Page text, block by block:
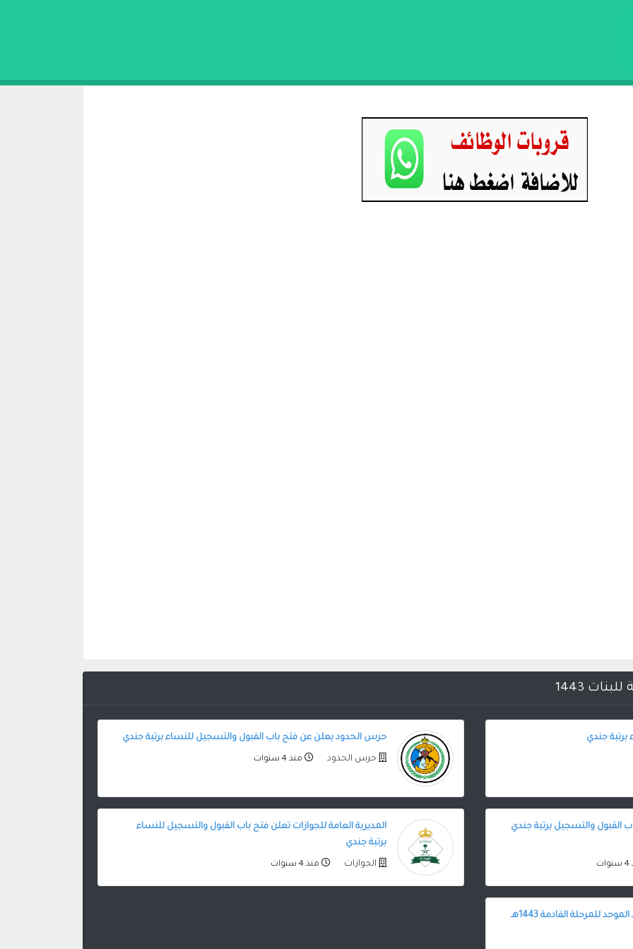
1443
جندي حرس الحدود يعلن عن فتح باب القبول والتسجيل للنساء برتبة جندي
حرس الحدود منذ 4 سنوات
القبول والتسجيل برتبة جندي
المديرية العامة للجوازات تعلن فتح باب القبول والتسجيل للنساء
برتبة جندي
الجوازات منذ 4 سنوات
للمرحلة القادمة 1443هـ